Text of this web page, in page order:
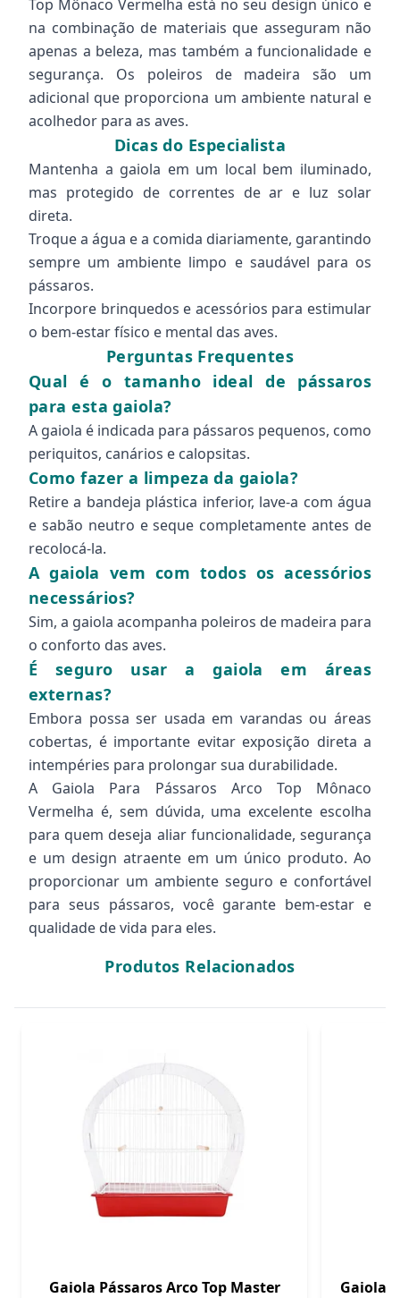
Top Mônaco Vermelha está no seu design único e
na combinação de materiais que asseguram não
apenas a beleza, mas também a funcionalidade e
segurança. Os poleiros de madeira são um
adicional que proporciona um ambiente natural e
acolhedor para as aves.
Dicas do Especialista
Mantenha a gaiola em um local bem iluminado,
mas protegido de correntes de ar e luz solar
direta.
Troque a água e a comida diariamente, garantindo
sempre um ambiente limpo e saudável para os
pássaros.
Incorpore brinquedos e acessórios para estimular
o bem-estar físico e mental das aves.
Perguntas Frequentes
Qual é o tamanho ideal de pássaros
para esta gaiola?
A gaiola é indicada para pássaros pequenos, como
periquitos, canários e calopsitas.
Como fazer a limpeza da gaiola?
Retire a bandeja plástica inferior, lave-a com água
e sabão neutro e seque completamente antes de
recolocá-la.
A gaiola vem com todos os acessórios
necessários?
Sim, a gaiola acompanha poleiros de madeira para
o conforto das aves.
É seguro usar a gaiola em áreas
externas?
Embora possa ser usada em varandas ou áreas
cobertas, é importante evitar exposição direta a
intempéries para prolongar sua durabilidade.
A Gaiola Para Pássaros Arco Top Mônaco
Vermelha é, sem dúvida, uma excelente escolha
para quem deseja aliar funcionalidade, segurança
e um design atraente em um único produto. Ao
proporcionar um ambiente seguro e confortável
para seus pássaros, você garante bem-estar e
qualidade de vida para eles.
Produtos Relacionados
Gaiola Pássaros Arco Top Master
Gaiola